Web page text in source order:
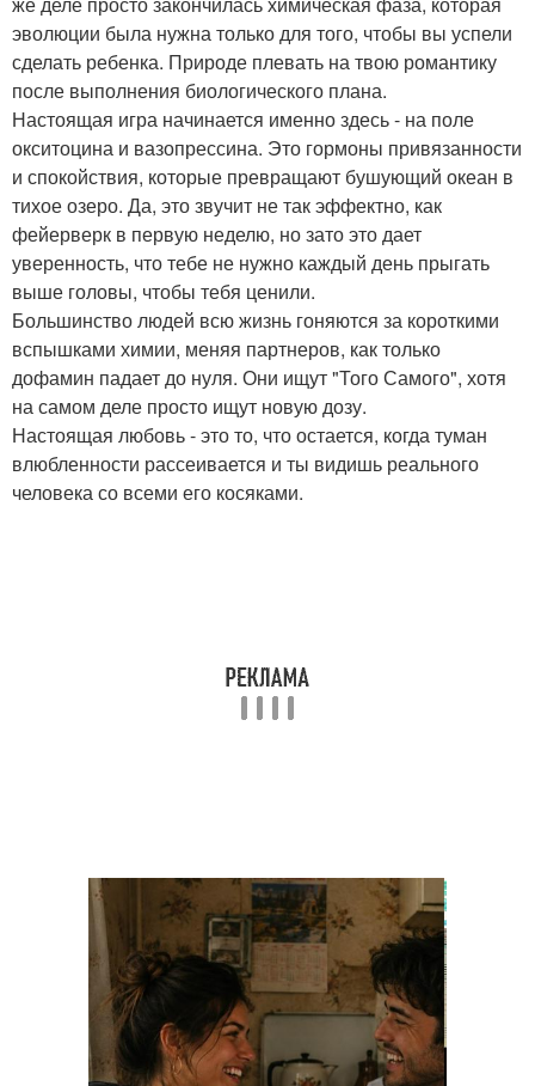
эволюции была нужна только для того, чтобы вы успели
сделать ребенка. Природе плевать на твою романтику
после выполнения биологического плана.
Настоящая игра начинается именно здесь - на поле
окситоцина и вазопрессина. Это гормоны привязанности
и спокойствия, которые превращают бушующий океан в
тихое озеро. Да, это звучит не так эффектно, как
фейерверк в первую неделю, но зато это дает
уверенность, что тебе не нужно каждый день прыгать
выше головы, чтобы тебя ценили.
Большинство людей всю жизнь гоняются за короткими
вспышками химии, меняя партнеров, как только
дофамин падает до нуля. Они ищут "Того Самого", хотя
на самом деле просто ищут новую дозу.
Настоящая любовь - это то, что остается, когда туман
влюбленности рассеивается и ты видишь реального
человека со всеми его косяками.